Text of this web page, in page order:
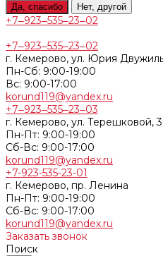
Да, спасибо Нет, другой
+7‒923‒535‒23‒02
+7‒923‒535‒23‒02
г. Кемерово, ул. Юрия
Пн-Сб: 9:00-19:00
Вс: 9:00-17:00
korund119@yandex.ru
+7‒923‒535‒23‒03
г. Кемерово, ул. Терешковой,
Пн-Пт: 9:00-19:00
Cб-Вс: 9:00-17:00
korund119@yandex.ru
+7-923-535-23-01
г. Кемерово, пр. Ленина
Пн-Пт: 9:00-19:00
Cб-Вс: 9:00-17:00
korund119@yandex.ru
Заказать звонок
Поиск